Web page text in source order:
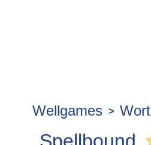
Wellgames Wort